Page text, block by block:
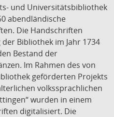
und Universitätsbibliothek
abendländische
Die Handschriften
Bibliothek im Jahr 1734
Bestand der
Im Rahmen des von
geförderten Projekts
volkssprachlichen
wurden in einem
digitalisiert. Die